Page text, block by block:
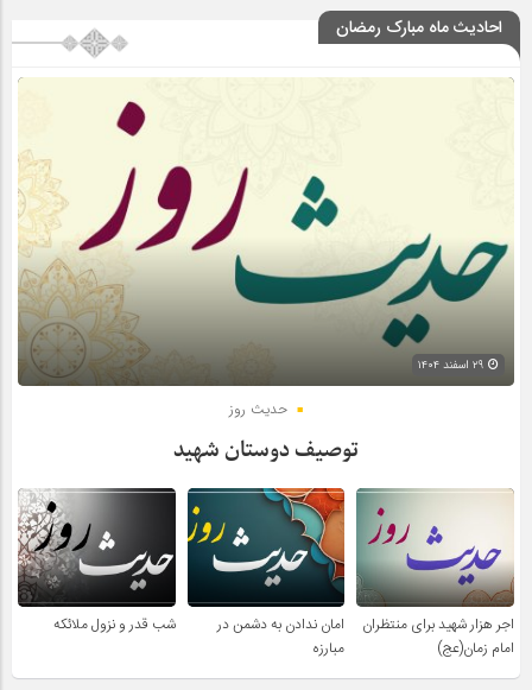
احادیث ماه مبارک رمضان
حدیث روز
توصیف دوستان شهید
اجر هزار شهید برای منتظران
امام زمان(عج)
امان ندادن به دشمن در
مبارزه
شب قدر و نزول ملائکه